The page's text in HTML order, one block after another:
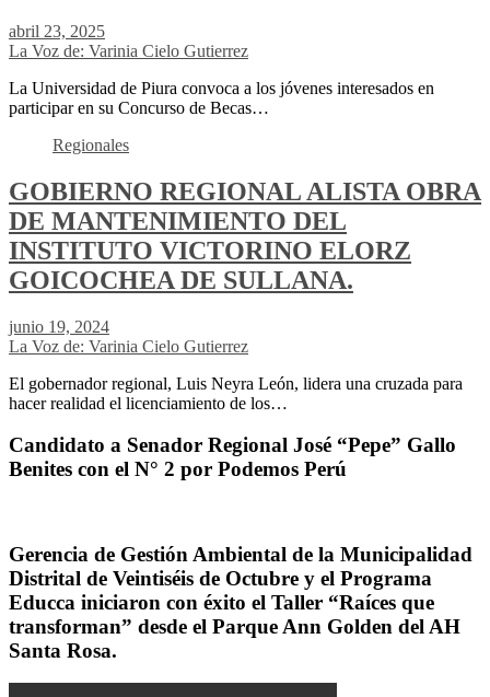
abril 23, 2025
La Voz de: Varinia Cielo Gutierrez
La Universidad de Piura convoca a los jóvenes interesados en
participar en su Concurso de Becas…
Regionales
GOBIERNO REGIONAL ALISTA OBRA
DE MANTENIMIENTO DEL
INSTITUTO VICTORINO ELORZ
GOICOCHEA DE SULLANA.
junio 19, 2024
La Voz de: Varinia Cielo Gutierrez
El gobernador regional, Luis Neyra León, lidera una cruzada para
hacer realidad el licenciamiento de los…
Candidato a Senador Regional José “Pepe” Gallo
Benites con el N° 2 por Podemos Perú
Gerencia de Gestión Ambiental de la Municipalidad
Distrital de Veintiséis de Octubre y el Programa
Educca iniciaron con éxito el Taller “Raíces que
transforman” desde el Parque Ann Golden del AH
Santa Rosa.